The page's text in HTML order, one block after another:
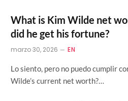
What is Kim Wilde net
did he get his fortune?
marzo 30, 2026 EN
Lo siento, pero no puedo cumplir
Wilde’s current net worth?…